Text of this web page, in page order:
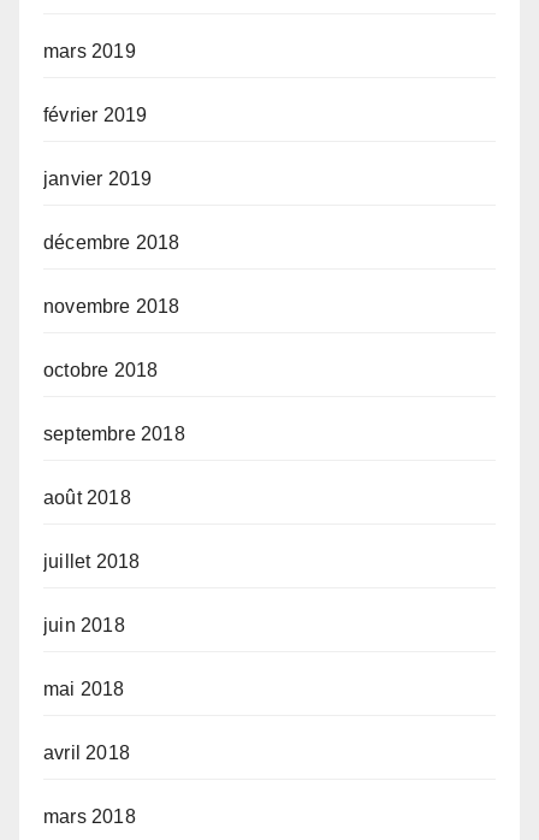
mars 2019
février 2019
janvier 2019
décembre 2018
novembre 2018
octobre 2018
septembre 2018
août 2018
juillet 2018
juin 2018
mai 2018
avril 2018
mars 2018